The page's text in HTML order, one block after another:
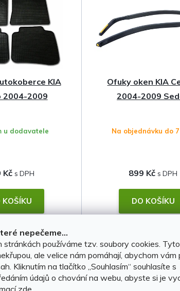
nepečeme...
používáme tzv. soubory cookies. Tyto
ale velice nám pomáhají, abychom vám
Kliknutím na tlačítko ,,Souhlasím“ souhlasíte s
údajů o chování na webu, abyste si je
zde
t
KIA
2004-2009
u dodavatele
Kč
KOŠÍKU
Ofuky oken KIA
2004-2009
Na objednávku do
899 Kč
DO KOŠÍKU
O
v
l